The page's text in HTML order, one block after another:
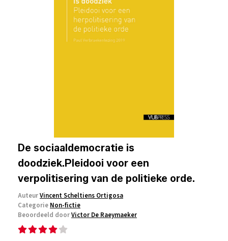
De sociaaldemocratie is
doodziek.Pleidooi voor een
verpolitisering van de politieke orde.
AuteurVincent Scheltiens Ortigosa
Categorie Non-fictie
Beoordeeld doorVictor De Raeymaeker